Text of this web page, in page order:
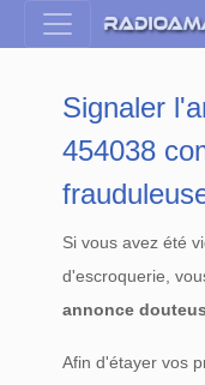
Signaler
454038
Si vous avez été
d'escroquerie,
annonce
Afin d'étayer vos